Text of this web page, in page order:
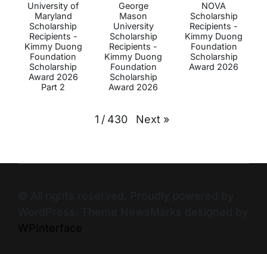
University of
Maryland
Scholarship
Recipients -
Kimmy Duong
Foundation
Scholarship
Award 2026
Part 2
George
Mason
University
Scholarship
Recipients -
Kimmy Duong
Foundation
Scholarship
Award 2026
NOVA
Scholarship
Recipients -
Kimmy Duong
Foundation
Scholarship
Award 2026
1 / 430 Next »